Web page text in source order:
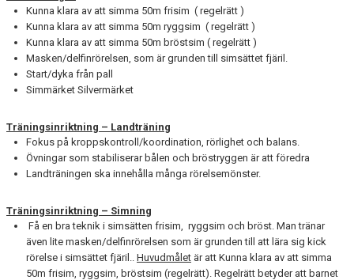
Kunna klara av att simma 50m frisim ( regelrätt )
Kunna klara av att simma 50m ryggsim ( regelrätt )
Kunna klara av att simma 50m bröstsim ( regelrätt )
Masken/delfinrörelsen, som är grunden till simsättet fjäril.
Start/dyka från pall
Simmärket Silvermärket
Träningsinriktning – Landträning
Fokus på kroppskontroll/koordination, rörlighet och balans.
Övningar som stabiliserar bålen och bröstryggen är att föredra
Landträningen ska innehålla många rörelsemönster.
Träningsinriktning – Simning
Få en bra teknik i simsätten frisim, ryggsim och bröst. Man tränar
även lite masken/delfinrörelsen som är grunden till att lära sig kick
rörelse i simsättet fjäril.. Huvudmålet är att Kunna klara av att simma
50m frisim, ryggsim, bröstsim (regelrätt). Regelrätt betyder att barnet